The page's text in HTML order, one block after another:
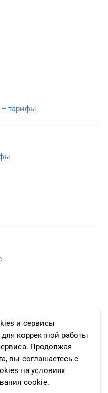
и сервисы
корректной работы
Продолжая
вы соглашаетесь с
на условиях
cookie.
– тарифы
включена в базу